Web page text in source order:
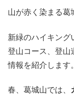
山が赤く染まる葛
新緑のハイキング
登山コース、登山
情報を紹介します。
春、葛城山では、